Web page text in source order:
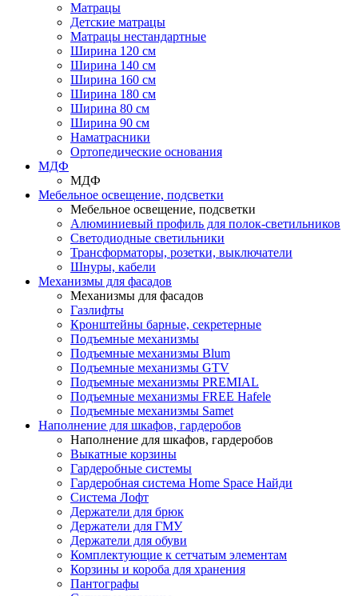
Матрацы
Детские матрацы
Матрацы нестандартные
Ширина 120 см
Ширина 140 см
Ширина 160 см
Ширина 180 см
Ширина 80 см
Ширина 90 см
Наматрасники
Ортопедические основания
МДФ
МДФ
Мебельное освещение, подсветки
Мебельное освещение, подсветки
Алюминиевый профиль для полок-светильников
Светодиодные светильники
Трансформаторы, розетки, выключатели
Шнуры, кабели
Механизмы для фасадов
Механизмы для фасадов
Газлифты
Кронштейны барные, секретерные
Подъемные механизмы
Подъемные механизмы Blum
Подъемные механизмы GTV
Подъемные механизмы PREMIAL
Подъемные механизмы FREE Hafele
Подъемные механизмы Samet
Наполнение для шкафов, гардеробов
Наполнение для шкафов, гардеробов
Выкатные корзины
Гардеробные системы
Гардеробная система Home Space Найди
Система Лофт
Держатели для брюк
Держатели для ГМУ
Держатели для обуви
Комплектующие к сетчатым элементам
Корзины и короба для хранения
Пантографы